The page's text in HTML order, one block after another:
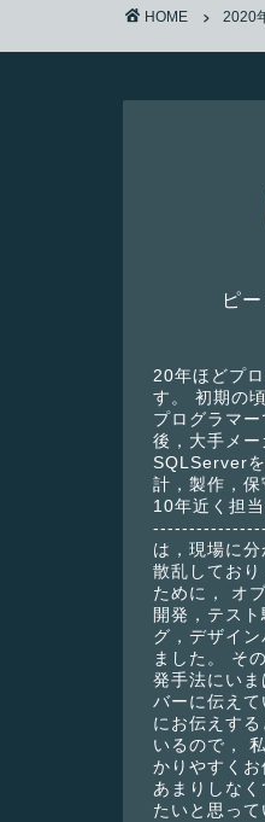
HOME 2020
ピ
20年ほどプ
す。 初期の
プログラマ
後，大手メ
SQLServer
計，製作，
10年近く担
は，現場に
散乱してお
ために， オ
開発，テス
グ，デザイ
ました。 そ
発手法にい
バーに伝え
にお伝えす
いるので，
かりやすく
あまりしな
たいと思って